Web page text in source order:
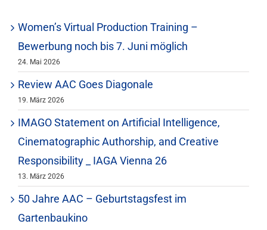
Women’s Virtual Production Training –
Bewerbung noch bis 7. Juni möglich
24. Mai 2026
Review AAC Goes Diagonale
19. März 2026
IMAGO Statement on Artificial Intelligence,
Cinematographic Authorship, and Creative
Responsibility _ IAGA Vienna 26
13. März 2026
50 Jahre AAC – Geburtstagsfest im
Gartenbaukino